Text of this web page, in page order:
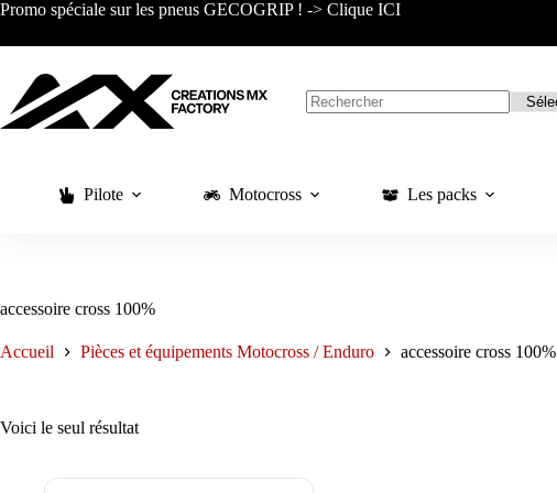
Passer
contenu
Promo spéciale sur les pneus GECOGRIP ! -> Clique ICI
Pilote Motocross Les packs
accessoire cross 100%
Accueil Pièces et équipements Motocross / Enduro accessoire cross 100%
Voici le seul résultat